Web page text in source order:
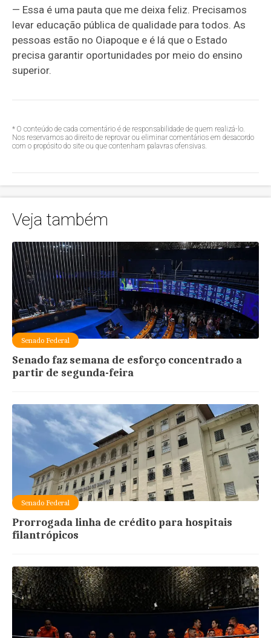
— Essa é uma pauta que me deixa feliz. Precisamos
levar educação pública de qualidade para todos. As
pessoas estão no Oiapoque e é lá que o Estado
precisa garantir oportunidades por meio do ensino
superior.
* O conteúdo de cada comentário é de responsabilidade de quem realizá-lo.
Nos reservamos ao direito de reprovar ou eliminar comentários em desacordo
com o propósito do site ou que contenham palavras ofensivas.
Veja também
Senado Federal
Senado faz semana de esforço concentrado a
partir de segunda-feira
Senado Federal
Prorrogada linha de crédito para hospitais
filantrópicos